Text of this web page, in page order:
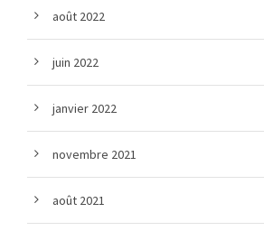
août 2022
juin 2022
janvier 2022
novembre 2021
août 2021